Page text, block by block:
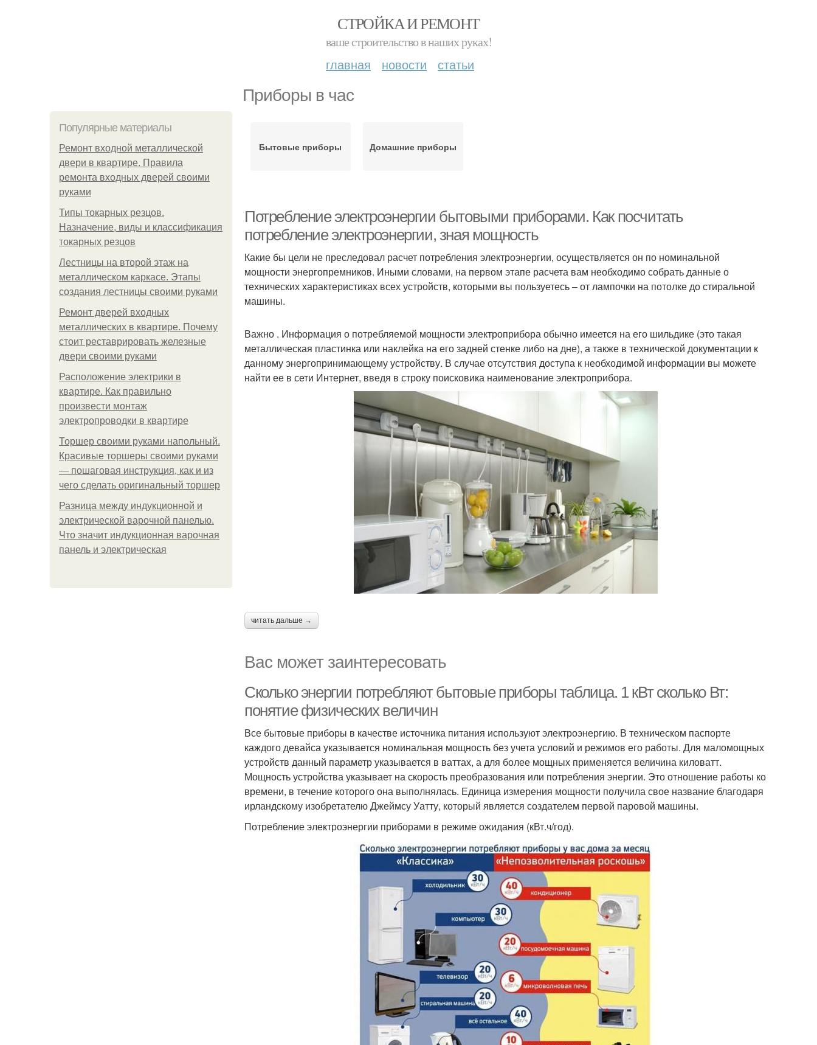
СТРОЙКА И РЕМОНТ
ваше строительство в наших руках!
главная новости статьи
Приборы в час
Популярные материалы
Ремонт входной металлической
двери в квартире. Правила
ремонта входных дверей своими
руками
Типы токарных резцов.
Назначение, виды и классификация
токарных резцов
Лестницы на второй этаж на
металлическом каркасе. Этапы
создания лестницы своими руками
Ремонт дверей входных
металлических в квартире. Почему
стоит реставрировать железные
двери своими руками
Расположение электрики в
квартире. Как правильно
произвести монтаж
электропроводки в квартире
Торшер своими руками напольный.
Красивые торшеры своими руками
— пошаговая инструкция, как и из
чего сделать оригинальный торшер
Разница между индукционной и
электрической варочной панелью.
Что значит индукционная варочная
панель и электрическая
Бытовые приборы Домашние приборы
Потребление электроэнергии бытовыми приборами. Как посчитать
потребление электроэнергии, зная мощность
Какие бы цели не преследовал расчет потребления электроэнергии, осуществляется он по номинальной
мощности энергопремников. Иными словами, на первом этапе расчета вам необходимо собрать данные о
технических характеристиках всех устройств, которыми вы пользуетесь – от лампочки на потолке до стиральной
машины.
Важно . Информация о потребляемой мощности электроприбора обычно имеется на его шильдике (это такая
металлическая пластинка или наклейка на его задней стенке либо на дне), а также в технической документации к
данному энергопринимающему устройству. В случае отсутствия доступа к необходимой информации вы можете
найти ее в сети Интернет, введя в строку поисковика наименование электроприбора.
читать дальше →
Вас может заинтересовать
Сколько энергии потребляют бытовые приборы таблица. 1 кВт сколько Вт:
понятие физических величин
Все бытовые приборы в качестве источника питания используют электроэнергию. В техническом паспорте
каждого девайса указывается номинальная мощность без учета условий и режимов его работы. Для маломощных
устройств данный параметр указывается в ваттах, а для более мощных применяется величина киловатт.
Мощность устройства указывает на скорость преобразования или потребления энергии. Это отношение работы ко
времени, в течение которого она выполнялась. Единица измерения мощности получила свое название благодаря
ирландскому изобретателю Джеймсу Уатту, который является создателем первой паровой машины.
Потребление электроэнергии приборами в режиме ожидания (кВт.ч/год).